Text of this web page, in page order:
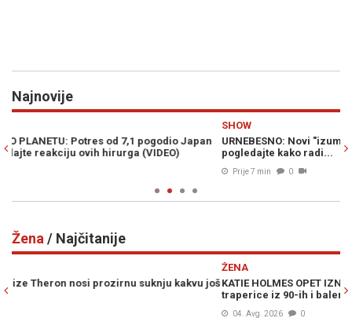
Najnovije
URNEBESNO: Novi "izum" u trans bacio pivopije širom svijeta,
pogledajte kako radi...
Žena / Najčitanije
KATIE HOLMES OPET IZNENADILA: Kraljica ulične mode vratila je
traperice iz 90-ih i balerinke koje će se nositi čitavu jesen (FOTO)